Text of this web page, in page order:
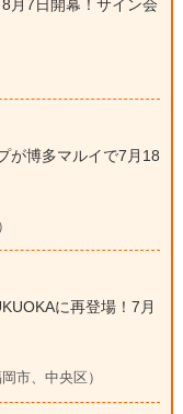
月7日開幕！サイン会
が博多マルイで7月18
に再登場！7月
市、中央区）